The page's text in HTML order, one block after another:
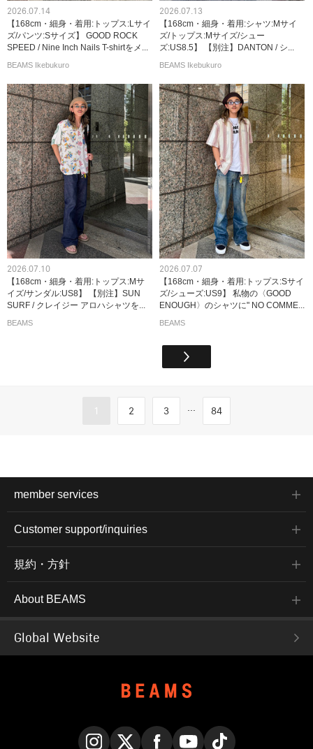
2026.07.14
【168cm・細身・着用:トップス:Lサイ
ズ/パンツ:Sサイズ】 GOOD ROCK
SPEED / Nine Inch Nails T-shirtをメ...
BEAMS Ikebukuro
2026.07.13
【168cm・細身・着用:シャツ:Mサイ
ズ/トップス:Mサイズ/シュー
ズ:US8.5】 【別注】DANTON / シ...
BEAMS Ikebukuro
2026.07.10
【168cm・細身・着用:トップス:Mサ
イズ/サンダル:US8】 【別注】SUN
SURF / クレイジー アロハシャツを...
BEAMS
2026.07.07
【168cm・細身・着用:トップス:Sサイ
ズ/シューズ:US9】 私物の〈GOOD
ENOUGH〉のシャツに" NO COMME...
BEAMS
1 2 3 ... 84
member services
Customer support/inquiries
規約・方針
About BEAMS
Global Website